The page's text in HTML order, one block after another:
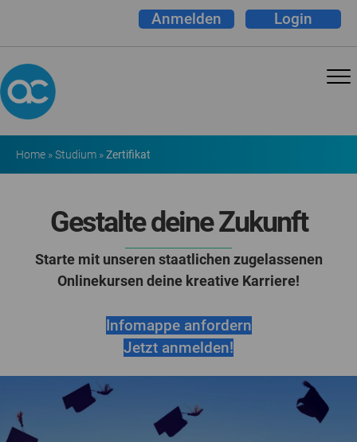
Anmelden Login
Home »Studium »Zertifikat
Gestalte deine Zukunft
Starte mit unseren staatlichen zugelassenen
Onlinekursen deine kreative Karriere!
Infomappe anfordern
Jetzt anmelden!